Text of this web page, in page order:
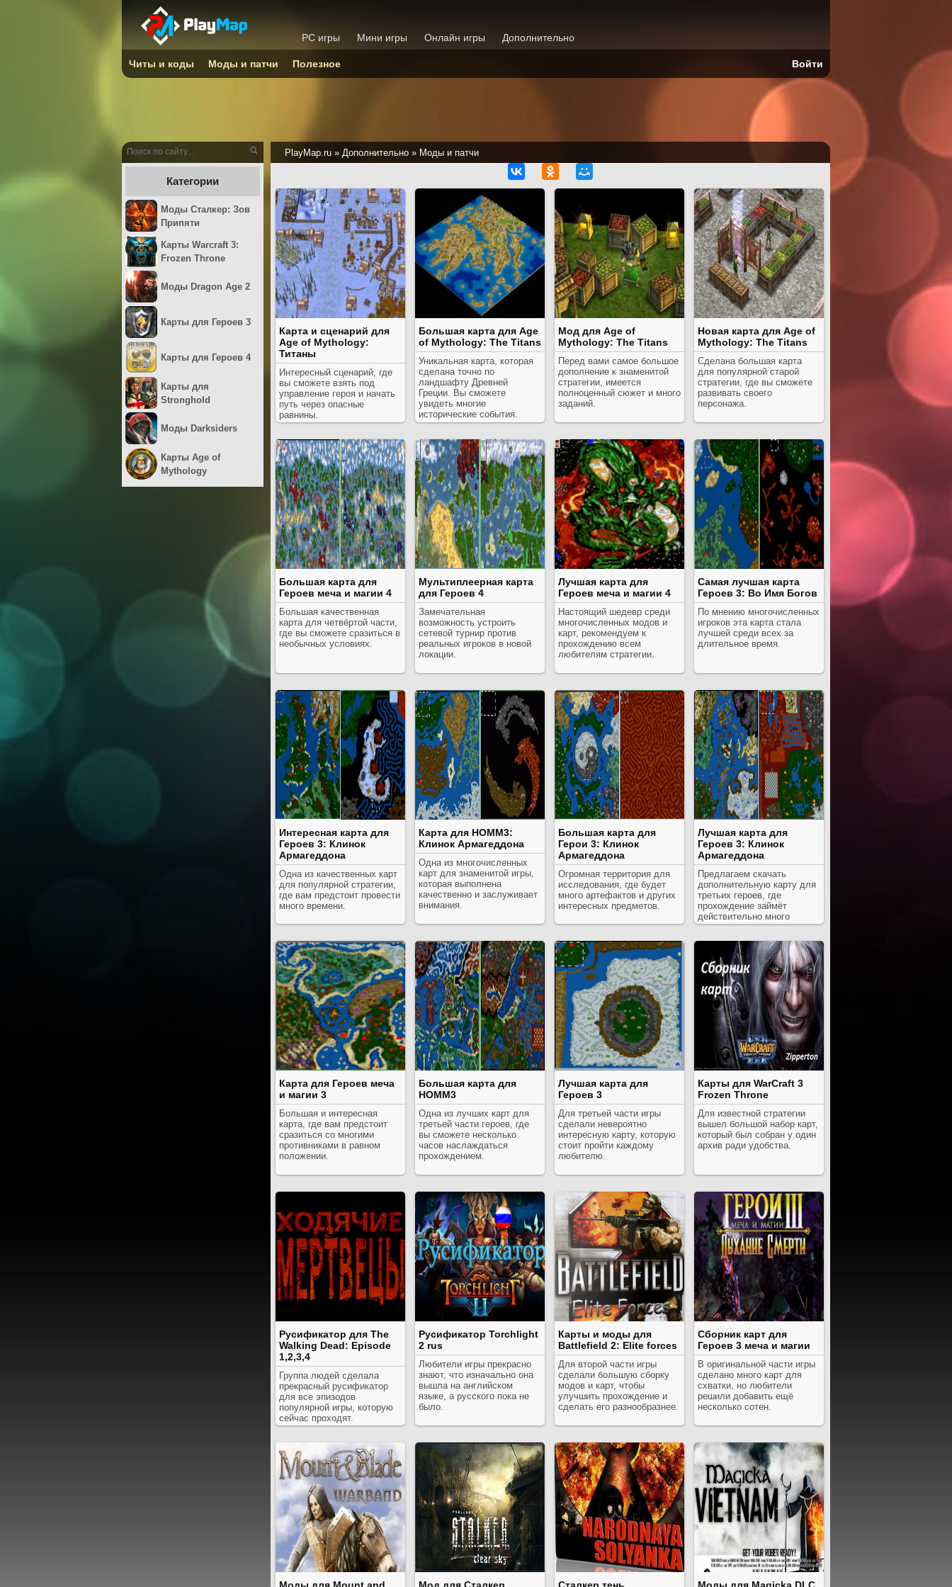
PlayMap.ru » Дополнительно » Моды и патчи
Карта и сценарий для
Age of Mythology:
Титаны
Интересный сценарий, где
вы сможете взять под
управление героя и начать
путь через опасные
равнины.
Большая карта для Age
of Mythology: The Titans
Уникальная карта, которая
сделана точно по
ландшафту Древней
Греции. Вы сможете
увидеть многие
исторические события.
Мод для Age of
Mythology: The Titans
Перед вами самое большое
дополнение к знаменитой
стратегии, имеется
полноценный сюжет и много
заданий.
Новая карта для Age of
Mythology: The Titans
Сделана большая карта
для популярной старой
стратегии, где вы сможете
развивать своего
персонажа.
Большая карта для
Героев меча и магии 4
Большая качественная
карта для четвёртой части,
где вы сможете сразиться в
необычных условиях.
Мультиплеерная карта
для Героев 4
Замечательная
возможность устроить
сетевой турнир против
реальных игроков в новой
локации.
Лучшая карта для
Героев меча и магии 4
Настоящий шедевр среди
многочисленных модов и
карт, рекомендуем к
прохождению всем
любителям стратегии.
Самая лучшая карта
Героев 3: Во Имя Богов
По мнению многочисленных
игроков эта карта стала
лучшей среди всех за
длительное время.
Интересная карта для
Героев 3: Клинок
Армагеддона
Одна из качественных карт
для популярной стратегии,
где вам предстоит провести
много времени.
Карта для HOMM3:
Клинок Армагеддона
Одна из многочисленных
карт для знаменитой игры,
которая выполнена
качественно и заслуживает
внимания.
Большая карта для
Герои 3: Клинок
Армагеддона
Огромная территория для
исследования, где будет
много артефактов и других
интересных предметов.
Лучшая карта для
Героев 3: Клинок
Армагеддона
Предлагаем скачать
дополнительную карту для
третьих героев, где
прохождение займёт
действительно много
времени.
Карта для Героев меча
и магии 3
Большая и интересная
карта, где вам предстоит
сразиться со многими
противниками в равном
положении.
Большая карта для
HOMM3
Одна из лучших карт для
третьей части героев, где
вы сможете несколько
часов наслаждаться
прохождением.
Лучшая карта для
Героев 3
Для третьей части игры
сделали невероятно
интересную карту, которую
стоит пройти каждому
любителю.
Карты для WarCraft 3
Frozen Throne
Для известной стратегии
вышел большой набор карт,
который был собран у один
архив ради удобства.
Русификатор для The
Walking Dead: Episode
1,2,3,4
Группа людей сделала
прекрасный русификатор
для все эпизодов
популярной игры, которую
сейчас проходят.
Русификатор Torchlight
2 rus
Любители игры прекрасно
знают, что изначально она
вышла на английском
языке, а русского пока не
было.
Карты и моды для
Battlefield 2: Elite forces
Для второй части игры
сделали большую сборку
модов и карт, чтобы
улучшить прохождение и
сделать его разнообразнее.
Сборник карт для
Героев 3 меча и магии
В оригинальной части игры
сделано много карт для
схватки, но любители
решили добавить ещё
несколько сотен.
Категории
Моды Сталкер: Зов
Припяти
Карты Warcraft 3:
Frozen Throne
Моды Dragon Age 2
Карты для Героев 3
Карты для Героев 4
Карты для
Stronghold
Моды Darksiders
Карты Age of
Mythology
PC игры Мини игры Онлайн игры Дополнительно
Читы и коды Моды и патчи Полезное Войти